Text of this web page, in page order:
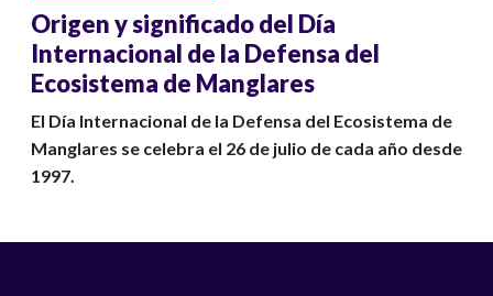
Origen y significado del Día
Internacional de la Defensa del
Ecosistema de Manglares
El Día Internacional de la Defensa del Ecosistema de
Manglares se celebra el 26 de julio de cada año desde
1997.